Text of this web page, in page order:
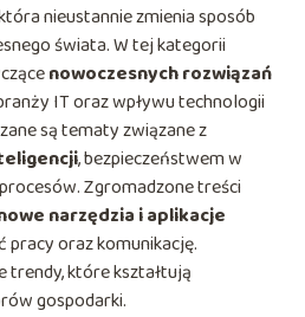
nieustannie zmienia sposób
świata. W tej kategorii
nowoczesnych rozwiązań
IT oraz wpływu technologii
są tematy związane z
, bezpieczeństwem w
Zgromadzone treści
narzędzia i aplikacje
oraz komunikację.
trendy, które kształtują
gospodarki.